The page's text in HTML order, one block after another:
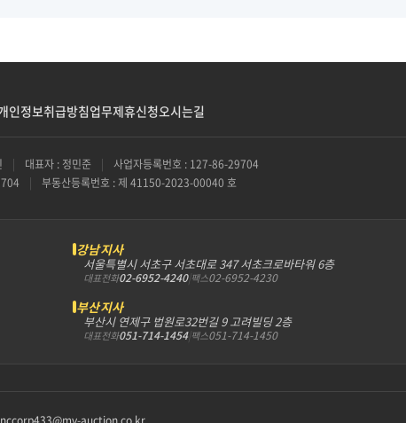
인정보취급방침업무제휴신청오시는길
| 대표자 : 정민준 |
사업자등록번호 : 127-86-29704
| 부동산등록번호 : 제 41150-2023-00040 호
강남지사
서울특별시 서초구 서초대로 347 서초크로바타워 6층
대표전화02-6952-4240|팩스02-6952-4230
부산지사
부산시 연제구 법원로32번길 9 고려빌딩 2층
대표전화051-714-1454|팩스051-714-1450